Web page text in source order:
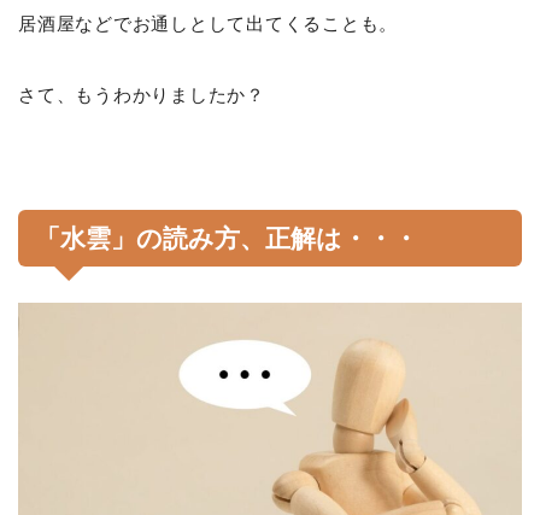
居酒屋などでお通しとして出てくることも。
さて、もうわかりましたか？
「水雲」の読み方、正解は・・・